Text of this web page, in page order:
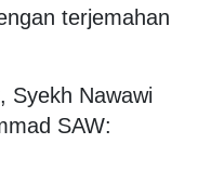
terjemahan
Syekh Nawawi
SAW: